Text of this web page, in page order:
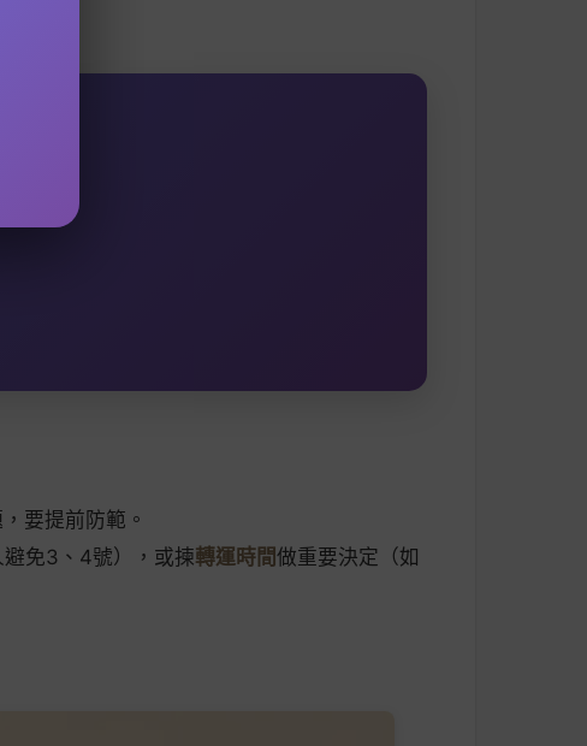
要提前防範。
免3、4號），或揀轉運時間做重要決定（如